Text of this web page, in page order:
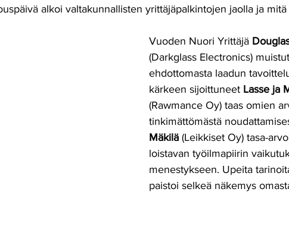
alkoi valtakunnallisten yrittäjäpalkintojen jaolla ja
Vuoden Nuori Yrittäjä
(Darkglass Electronics)
ehdottomasta laadun
kärkeen sijoittuneet Lasse ja
(Rawmance Oy) taas omien
tinkimättömästä
Mäkilä (Leikkiset Oy) tasa-
loistavan työilmapiirin
menestykseen. Upeita
paistoi selkeä näkemys